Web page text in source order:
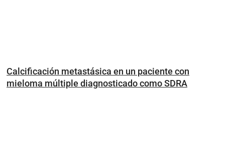
Calcificación metastásica en un paciente con
mieloma múltiple diagnosticado como SDRA